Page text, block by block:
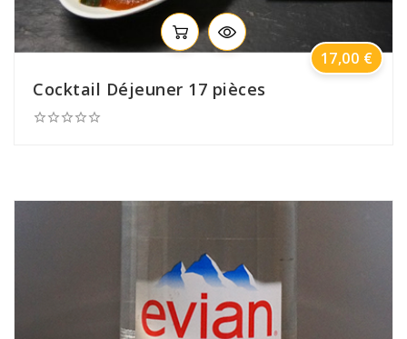
Cocktail Déjeuner 17 pièces

Prix
17,00 €